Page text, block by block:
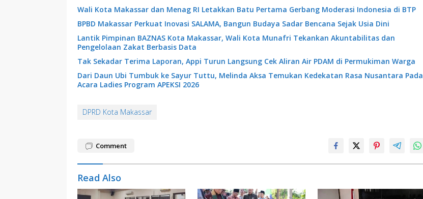
Wali Kota Makassar dan Menag RI Letakkan Batu Pertama Gerbang Moderasi Indonesia di BTP
BPBD Makassar Perkuat Inovasi SALAMA, Bangun Budaya Sadar Bencana Sejak Usia Dini
Lantik Pimpinan BAZNAS Kota Makassar, Wali Kota Munafri Tekankan Akuntabilitas dan
Pengelolaan Zakat Berbasis Data
Tak Sekadar Terima Laporan, Appi Turun Langsung Cek Aliran Air PDAM di Permukiman Warga
Dari Daun Ubi Tumbuk ke Sayur Tuttu, Melinda Aksa Temukan Kedekatan Rasa Nusantara Pada
Acara Ladies Program APEKSI 2026
DPRD Kota Makassar
Comment
Read Also